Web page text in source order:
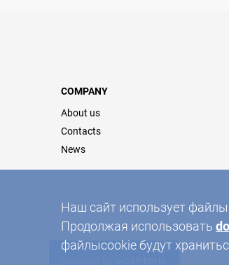
Наш сайт использует
Продолжая использовать
файлыcookie будут
COMPANY
About us
Contacts
News